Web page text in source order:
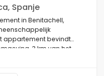
Spanje
in Benitachell,
appartement bevindt
3 km van het
Poble Nou de